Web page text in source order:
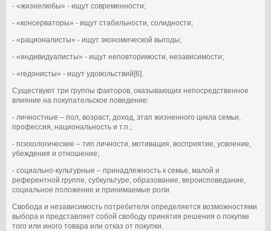
- «жизнелюбы» - ищут современности;
- «консерваторы» - ищут стабильности, солидности;
- «рационалисты» - ищут экономической выгоды;
- «индивидуалисты» - ищут неповторимости, независимости;
- «гедонисты» - ищут удовольствий[6].
Существуют три группы факторов, оказывающих непосредственное
влияние на покупательское поведение:
- личностные – пол, возраст, доход, этап жизненного цикла семьи,
профессия, национальность и т.п.;
- психологические – тип личности, мотивация, восприятие, усвоение,
убеждения и отношение;
- социально-культурные – принадлежность к семье, малой и
референтной группе, субкультуре, образование, вероисповедание,
социальное положение и принимаемые роли.
Свобода и независимость потребителя определяется возможностями
выбора и представляет собой свободу принятия решения о покупке
того или иного товара или отказ от покупки.